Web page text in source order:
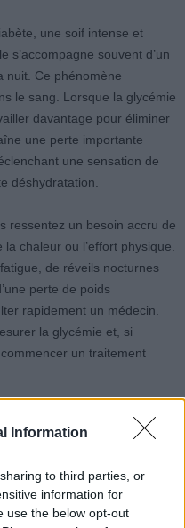
Information
to third parties, or
information for
use the below opt-out
une soif intense et
s’accompagne souvent d’un
nuit. Ce phénomène
le sang. Lorsque la glycémie
davantage pour éliminer
une perte importante
une sensation de
déshydratation.
ressentez un besoin accru de
chaleur ou l’effort physique.
de réveils nocturnes
perte de poids
rapidement un médecin.
la glycémie et, si
un traitement